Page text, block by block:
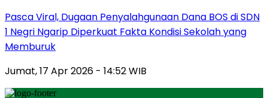
Pasca Viral, Dugaan Penyalahgunaan Dana BOS di SDN
1 Negri Ngarip Diperkuat Fakta Kondisi Sekolah yang
Memburuk
Jumat, 17 Apr 2026 - 14:52 WIB